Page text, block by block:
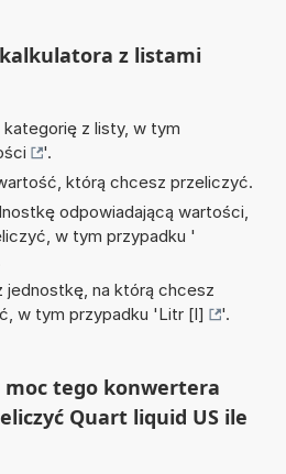
z listami
kategorię z listy, w tym
'.
którą chcesz przeliczyć.
odpowiadającą wartości,
w tym przypadku '
jednostkę, na którą chcesz
w tym przypadku 'Litr [l] '.
moc tego konwertera
Quart liquid US ile